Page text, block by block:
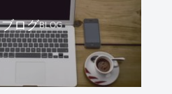
ブログBLOG